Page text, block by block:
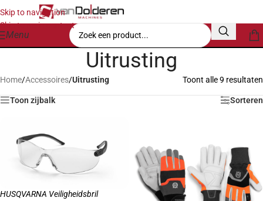
Skip to navigation
Skip to main content
Menu
Uitrusting
Home/Accessoires/Uitrusting Toont alle 9 resultaten
Toon zijbalk Sorteren
HUSQVARNA Veiligheidsbril